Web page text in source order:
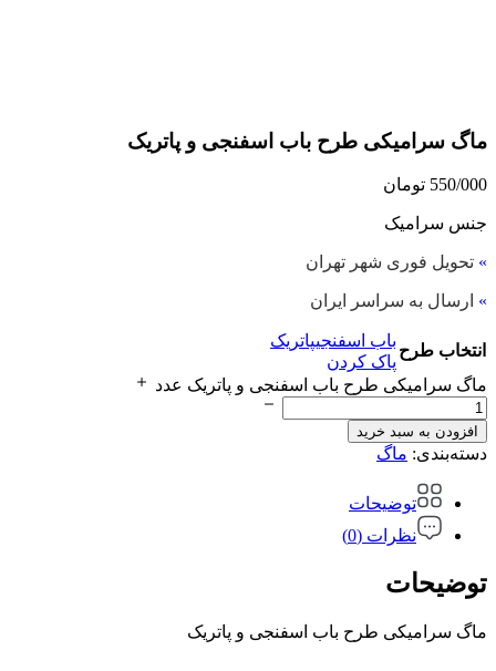
ماگ سرامیکی طرح باب اسفنجی و پاتریک
550/000 تومان
جنس سرامیک
» تحویل فوری شهر تهران
» ارسال به سراسر ایران
انتخاب طرح
باب اسفنجیپاتریک
پاک کردن
ماگ سرامیکی طرح باب اسفنجی و پاتریک عدد
افزودن به سبد خرید
دسته‌بندی: ماگ
توضیحات
نظرات (0)
توضیحات
ماگ سرامیکی طرح باب اسفنجی و پاتریک